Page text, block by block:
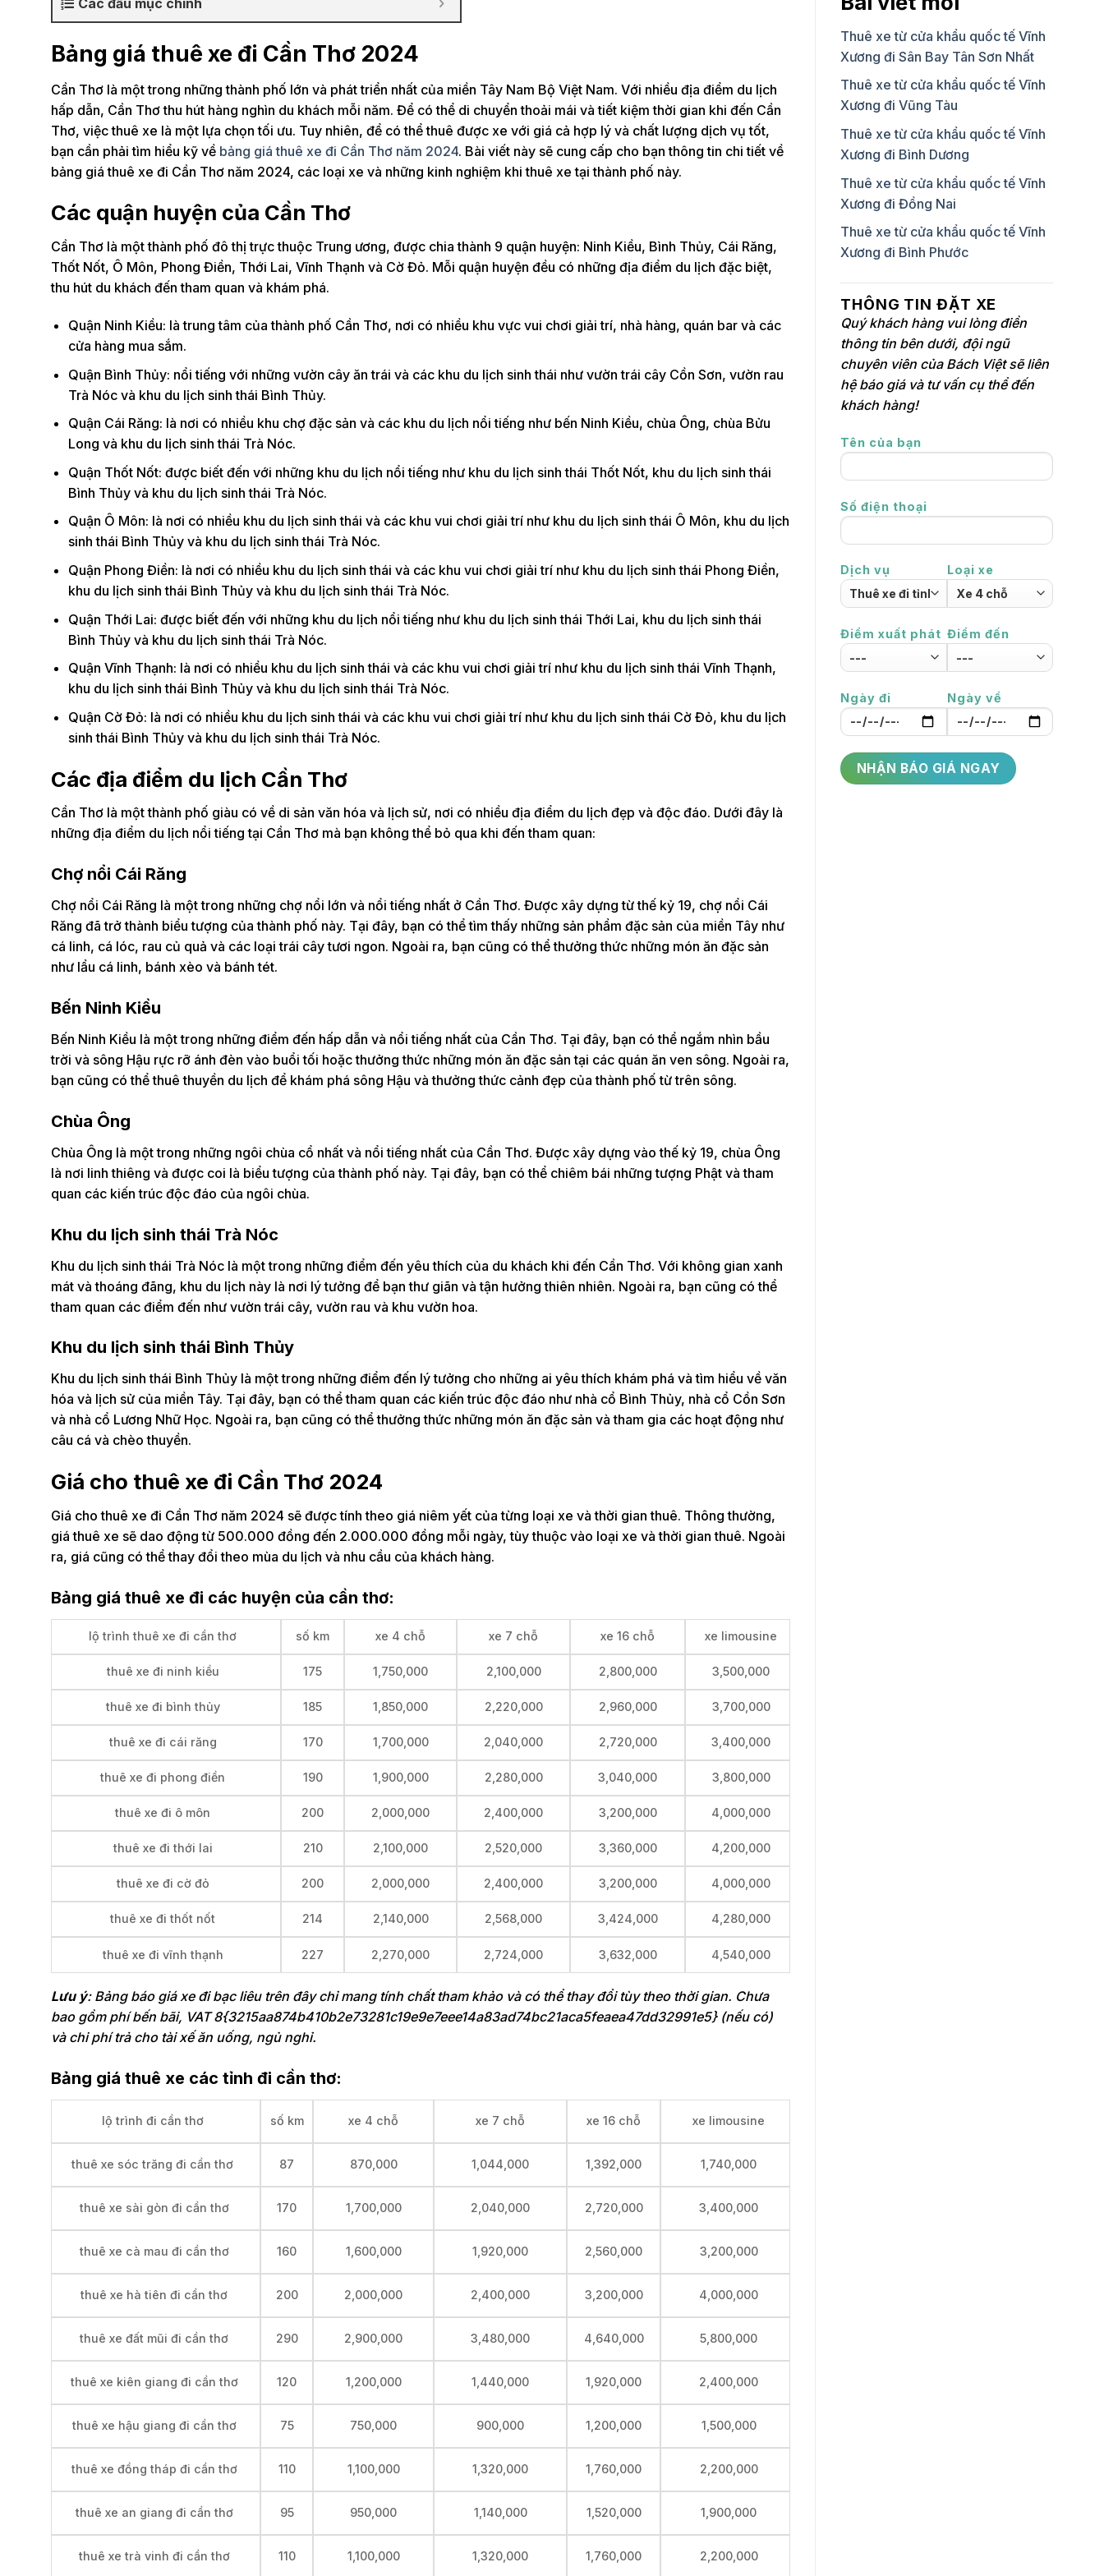
Các đầu mục chính
Bảng giá thuê xe đi Cần Thơ 2024
Cần Thơ là một trong những thành phố lớn và phát triển nhất của miền Tây Nam Bộ Việt Nam. Với nhiều địa điểm du lịch
hấp dẫn, Cần Thơ thu hút hàng nghìn du khách mỗi năm. Để có thể di chuyển thoải mái và tiết kiệm thời gian khi đến Cần
Thơ, việc thuê xe là một lựa chọn tối ưu. Tuy nhiên, để có thể thuê được xe với giá cả hợp lý và chất lượng dịch vụ tốt,
bạn cần phải tìm hiểu kỹ về bảng giá thuê xe đi Cần Thơ năm 2024. Bài viết này sẽ cung cấp cho bạn thông tin chi tiết về
bảng giá thuê xe đi Cần Thơ năm 2024, các loại xe và những kinh nghiệm khi thuê xe tại thành phố này.
Các quận huyện của Cần Thơ
Cần Thơ là một thành phố đô thị trực thuộc Trung ương, được chia thành 9 quận huyện: Ninh Kiều, Bình Thủy, Cái Răng,
Thốt Nốt, Ô Môn, Phong Điền, Thới Lai, Vĩnh Thạnh và Cờ Đỏ. Mỗi quận huyện đều có những địa điểm du lịch đặc biệt,
thu hút du khách đến tham quan và khám phá.
Quận Ninh Kiều: là trung tâm của thành phố Cần Thơ, nơi có nhiều khu vực vui chơi giải trí, nhà hàng, quán bar và các
cửa hàng mua sắm.
Quận Bình Thủy: nổi tiếng với những vườn cây ăn trái và các khu du lịch sinh thái như vườn trái cây Cồn Sơn, vườn rau
Trà Nóc và khu du lịch sinh thái Bình Thủy.
Quận Cái Răng: là nơi có nhiều khu chợ đặc sản và các khu du lịch nổi tiếng như bến Ninh Kiều, chùa Ông, chùa Bửu
Long và khu du lịch sinh thái Trà Nóc.
Quận Thốt Nốt: được biết đến với những khu du lịch nổi tiếng như khu du lịch sinh thái Thốt Nốt, khu du lịch sinh thái
Bình Thủy và khu du lịch sinh thái Trà Nóc.
Quận Ô Môn: là nơi có nhiều khu du lịch sinh thái và các khu vui chơi giải trí như khu du lịch sinh thái Ô Môn, khu du lịch
sinh thái Bình Thủy và khu du lịch sinh thái Trà Nóc.
Quận Phong Điền: là nơi có nhiều khu du lịch sinh thái và các khu vui chơi giải trí như khu du lịch sinh thái Phong Điền,
khu du lịch sinh thái Bình Thủy và khu du lịch sinh thái Trà Nóc.
Quận Thới Lai: được biết đến với những khu du lịch nổi tiếng như khu du lịch sinh thái Thới Lai, khu du lịch sinh thái
Bình Thủy và khu du lịch sinh thái Trà Nóc.
Quận Vĩnh Thạnh: là nơi có nhiều khu du lịch sinh thái và các khu vui chơi giải trí như khu du lịch sinh thái Vĩnh Thạnh,
khu du lịch sinh thái Bình Thủy và khu du lịch sinh thái Trà Nóc.
Quận Cờ Đỏ: là nơi có nhiều khu du lịch sinh thái và các khu vui chơi giải trí như khu du lịch sinh thái Cờ Đỏ, khu du lịch
sinh thái Bình Thủy và khu du lịch sinh thái Trà Nóc.
Các địa điểm du lịch Cần Thơ
Cần Thơ là một thành phố giàu có về di sản văn hóa và lịch sử, nơi có nhiều địa điểm du lịch đẹp và độc đáo. Dưới đây là
những địa điểm du lịch nổi tiếng tại Cần Thơ mà bạn không thể bỏ qua khi đến tham quan:
Chợ nổi Cái Răng
Chợ nổi Cái Răng là một trong những chợ nổi lớn và nổi tiếng nhất ở Cần Thơ. Được xây dựng từ thế kỷ 19, chợ nổi Cái
Răng đã trở thành biểu tượng của thành phố này. Tại đây, bạn có thể tìm thấy những sản phẩm đặc sản của miền Tây như
cá linh, cá lóc, rau củ quả và các loại trái cây tươi ngon. Ngoài ra, bạn cũng có thể thưởng thức những món ăn đặc sản
như lẩu cá linh, bánh xèo và bánh tét.
Bến Ninh Kiều
Bến Ninh Kiều là một trong những điểm đến hấp dẫn và nổi tiếng nhất của Cần Thơ. Tại đây, bạn có thể ngắm nhìn bầu
trời và sông Hậu rực rỡ ánh đèn vào buổi tối hoặc thưởng thức những món ăn đặc sản tại các quán ăn ven sông. Ngoài ra,
bạn cũng có thể thuê thuyền du lịch để khám phá sông Hậu và thưởng thức cảnh đẹp của thành phố từ trên sông.
Chùa Ông
Chùa Ông là một trong những ngôi chùa cổ nhất và nổi tiếng nhất của Cần Thơ. Được xây dựng vào thế kỷ 19, chùa Ông
là nơi linh thiêng và được coi là biểu tượng của thành phố này. Tại đây, bạn có thể chiêm bái những tượng Phật và tham
quan các kiến trúc độc đáo của ngôi chùa.
Khu du lịch sinh thái Trà Nóc
Khu du lịch sinh thái Trà Nóc là một trong những điểm đến yêu thích của du khách khi đến Cần Thơ. Với không gian xanh
mát và thoáng đãng, khu du lịch này là nơi lý tưởng để bạn thư giãn và tận hưởng thiên nhiên. Ngoài ra, bạn cũng có thể
tham quan các điểm đến như vườn trái cây, vườn rau và khu vườn hoa.
Khu du lịch sinh thái Bình Thủy
Khu du lịch sinh thái Bình Thủy là một trong những điểm đến lý tưởng cho những ai yêu thích khám phá và tìm hiểu về văn
hóa và lịch sử của miền Tây. Tại đây, bạn có thể tham quan các kiến trúc độc đáo như nhà cổ Bình Thủy, nhà cổ Cồn Sơn
và nhà cổ Lương Nhữ Học. Ngoài ra, bạn cũng có thể thưởng thức những món ăn đặc sản và tham gia các hoạt động như
câu cá và chèo thuyền.
Giá cho thuê xe đi Cần Thơ 2024
Giá cho thuê xe đi Cần Thơ năm 2024 sẽ được tính theo giá niêm yết của từng loại xe và thời gian thuê. Thông thường,
giá thuê xe sẽ dao động từ 500.000 đồng đến 2.000.000 đồng mỗi ngày, tùy thuộc vào loại xe và thời gian thuê. Ngoài
ra, giá cũng có thể thay đổi theo mùa du lịch và nhu cầu của khách hàng.
Bảng giá thuê xe đi các huyện của cần thơ:
lộ trình thuê xe đi cần thơ số km xe 4 chỗ xe 7 chỗ xe 16 chỗ xe limousine
thuê xe đi ninh kiều 175 1,750,000 2,100,000 2,800,000 3,500,000
thuê xe đi bình thủy 185 1,850,000 2,220,000 2,960,000 3,700,000
thuê xe đi cái răng 170 1,700,000 2,040,000 2,720,000 3,400,000
thuê xe đi phong điền 190 1,900,000 2,280,000 3,040,000 3,800,000
thuê xe đi ô môn 200 2,000,000 2,400,000 3,200,000 4,000,000
thuê xe đi thới lai 210 2,100,000 2,520,000 3,360,000 4,200,000
thuê xe đi cờ đỏ 200 2,000,000 2,400,000 3,200,000 4,000,000
thuê xe đi thốt nốt 214 2,140,000 2,568,000 3,424,000 4,280,000
thuê xe đi vĩnh thạnh 227 2,270,000 2,724,000 3,632,000 4,540,000
Lưu ý: Bảng báo giá xe đi bạc liêu trên đây chỉ mang tính chất tham khảo và có thể thay đổi tùy theo thời gian. Chưa
bao gồm phí bến bãi, VAT 8{3215aa874b410b2e73281c19e9e7eee14a83ad74bc21aca5feaea47dd32991e5} (nếu có)
và chi phí trả cho tài xế ăn uống, ngủ nghỉ.
Bảng giá thuê xe các tỉnh đi cần thơ:
lộ trình đi cần thơ số km xe 4 chỗ xe 7 chỗ xe 16 chỗ xe limousine
thuê xe sóc trăng đi cần thơ 87 870,000 1,044,000 1,392,000 1,740,000
thuê xe sài gòn đi cần thơ 170 1,700,000 2,040,000 2,720,000 3,400,000
thuê xe cà mau đi cần thơ 160 1,600,000 1,920,000 2,560,000 3,200,000
thuê xe hà tiên đi cần thơ 200 2,000,000 2,400,000 3,200,000 4,000,000
thuê xe đất mũi đi cần thơ 290 2,900,000 3,480,000 4,640,000 5,800,000
thuê xe kiên giang đi cần thơ 120 1,200,000 1,440,000 1,920,000 2,400,000
thuê xe hậu giang đi cần thơ 75 750,000 900,000 1,200,000 1,500,000
thuê xe đồng tháp đi cần thơ 110 1,100,000 1,320,000 1,760,000 2,200,000
thuê xe an giang đi cần thơ 95 950,000 1,140,000 1,520,000 1,900,000
thuê xe trà vinh đi cần thơ 110 1,100,000 1,320,000 1,760,000 2,200,000
Thuê xe từ cửa khẩu quốc tế Vĩnh
Xương đi Sân Bay Tân Sơn Nhất
Thuê xe từ cửa khẩu quốc tế Vĩnh
Xương đi Vũng Tàu
Thuê xe từ cửa khẩu quốc tế Vĩnh
Xương đi Bình Dương
Thuê xe từ cửa khẩu quốc tế Vĩnh
Xương đi Đồng Nai
Thuê xe từ cửa khẩu quốc tế Vĩnh
Xương đi Bình Phước
THÔNG TIN ĐẶT XE
Quý khách hàng vui lòng điền
thông tin bên dưới, đội ngũ
chuyên viên của Bách Việt sẽ liên
hệ báo giá và tư vấn cụ thể đến
khách hàng!
Tên của bạn
Số điện thoại
Dịch vụ Loại xe
Điểm xuất phát Điểm đến
Ngày đi Ngày về